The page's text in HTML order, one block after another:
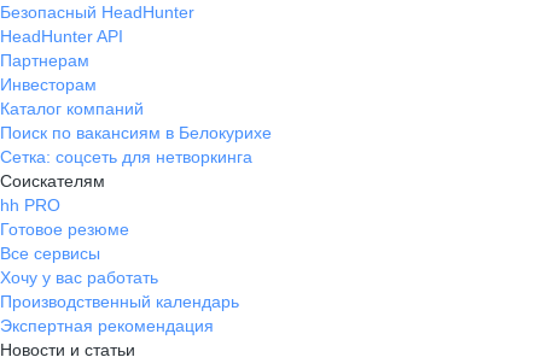
Безопасный HeadHunter
HeadHunter API
Партнерам
Инвесторам
Каталог компаний
Поиск по вакансиям в Белокурихе
Сетка: соцсеть для нетворкинга
Соискателям
hh PRO
Готовое резюме
Все сервисы
Хочу у вас работать
Производственный календарь
Экспертная рекомендация
Новости и статьи